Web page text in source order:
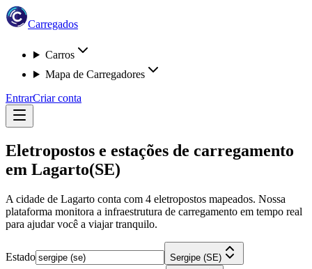
Carregados
Carros
Mapa de Carregadores
EntrarCriar conta
Eletropostos e estações de carregamento
em Lagarto(SE)
A cidade de Lagarto conta com 4 eletropostos mapeados. Nossa
plataforma monitora a infraestrutura de carregamento em tempo real
para ajudar você a viajar tranquilo.
Estado Sergipe (SE)